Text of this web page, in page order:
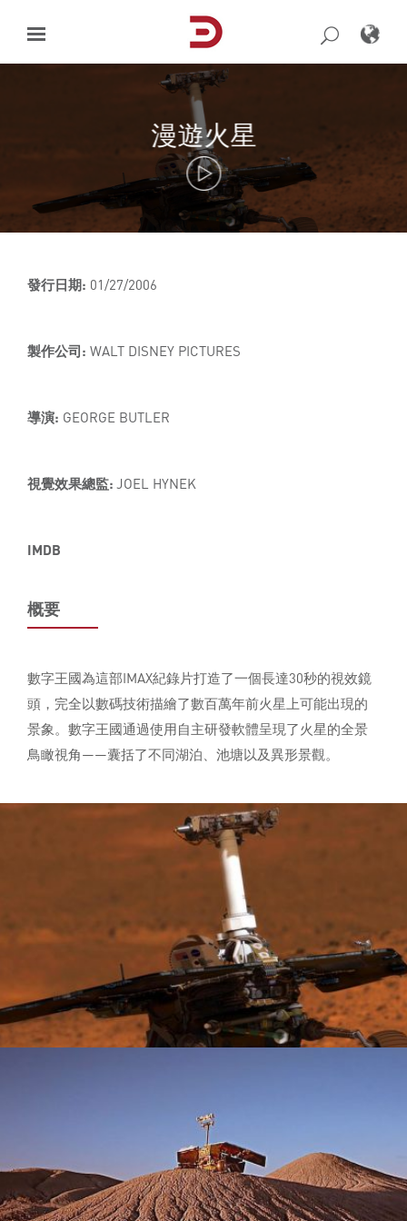
content
漫遊火星
發行日期: 01/27/2006
製作公司: WALT DISNEY PICTURES
導演: GEORGE BUTLER
視覺效果總監: JOEL HYNEK
IMDB
概要
數字王國為這部IMAX紀錄片打造了一個長達30秒的視效鏡
頭，完全以數碼技術描繪了數百萬年前火星上可能出現的
景象。數字王國通過使用自主研發軟體呈現了火星的全景
鳥瞰視角——囊括了不同湖泊、池塘以及異形景觀。